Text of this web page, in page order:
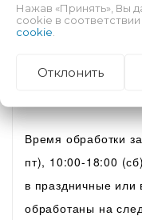
Время обработки
пт), 10:00-18:00
в праздничные
обработаны на
Нажав «Принять», Вы
cookie в соответствии
cookie
Отклонить